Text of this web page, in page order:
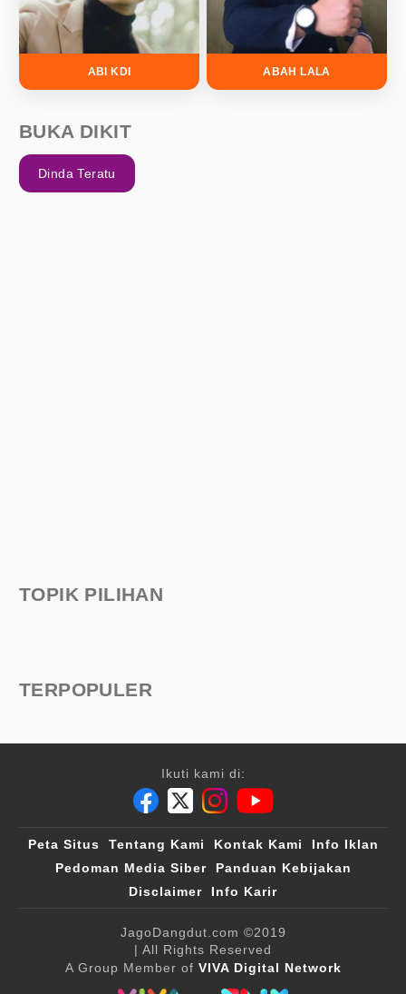
ABI KDI ABAH LALA
BUKA DIKIT
Dinda Teratu
TOPIK PILIHAN
TERPOPULER
Ikuti kami di:
Peta Situs Tentang Kami Kontak Kami
Info Iklan
Pedoman Media Siber
Panduan Kebijakan
Disclaimer
Info Karir
JagoDangdut.com ©2019
| All Rights Reserved
A Group Member of VIVA Digital Network